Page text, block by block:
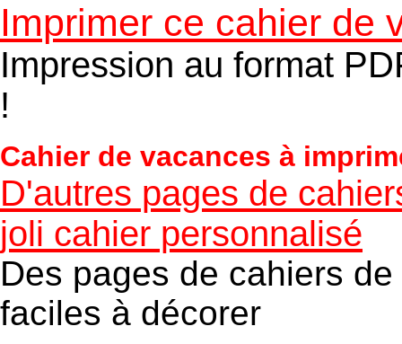
Imprimer ce cahier de
Impression au format
!
Cahier de vacances à
D'autres pages de
joli cahier personnalisé
Des pages de cahiers
faciles à décorer